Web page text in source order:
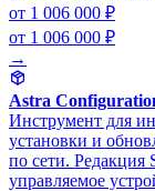
от 1 006 000 ₽
от 1 006 000 ₽
→
Astra
Инструмент для
установки и
по сети. Редакция
управляемое